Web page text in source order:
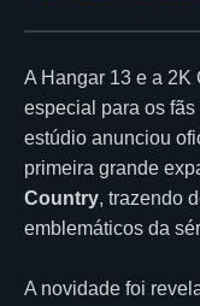
A Hangar 13 e a 2K
especial para os
estúdio anunciou
primeira grande
Country, trazendo
emblemáticos da
A novidade foi